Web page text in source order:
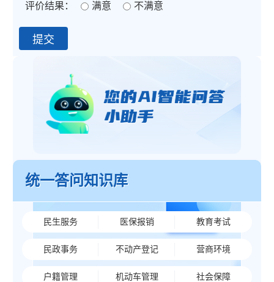
评价结果： 满意 不满意
统一答问知识库
民生服务 医保报销 教育考试
民政事务 不动产登记 营商环境
户籍管理 机动车管理 社会保障